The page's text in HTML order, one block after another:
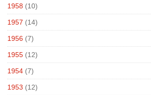
1958 (10)
1957 (14)
1956 (7)
1955 (12)
1954 (7)
1953 (12)